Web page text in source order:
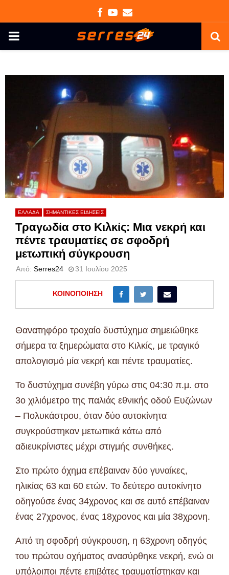
Facebook
Youtube
Email
PRIMARY
ΕΛΛΑΔΑ ΣΗΜΑΝΤΙΚΕΣ ΕΙΔΗΣΕΙΣ
Τραγωδία στο Κιλκίς: Μια νεκρή και
πέντε τραυματίες σε σφοδρή
μετωπική σύγκρουση
Από: Serres24 31 Ιουλίου 2025
ΚΟΙΝΟΠΟΊΗΣΗ
Θανατηφόρο τροχαίο δυστύχημα σημειώθηκε
σήμερα τα ξημερώματα στο Κιλκίς, με τραγικό
απολογισμό μία νεκρή και πέντε τραυματίες.
Το δυστύχημα συνέβη γύρω στις 04:30 π.μ. στο
3ο χιλιόμετρο της παλιάς εθνικής οδού Ευζώνων
– Πολυκάστρου, όταν δύο αυτοκίνητα
συγκρούστηκαν μετωπικά κάτω από
αδιευκρίνιστες μέχρι στιγμής συνθήκες.
Στο πρώτο όχημα επέβαιναν δύο γυναίκες,
ηλικίας 63 και 60 ετών. Το δεύτερο αυτοκίνητο
οδηγούσε ένας 34χρονος και σε αυτό επέβαιναν
ένας 27χρονος, ένας 18χρονος και μία 38χρονη.
Από τη σφοδρή σύγκρουση, η 63χρονη οδηγός
του πρώτου οχήματος ανασύρθηκε νεκρή, ενώ οι
υπόλοιποι πέντε επιβάτες τραυματίστηκαν και